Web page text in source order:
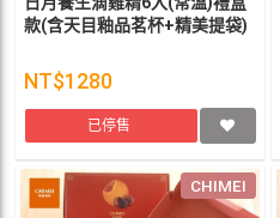
款(含天目釉品茗杯+精美提袋)
NT$1280
已停售
CHIMEI